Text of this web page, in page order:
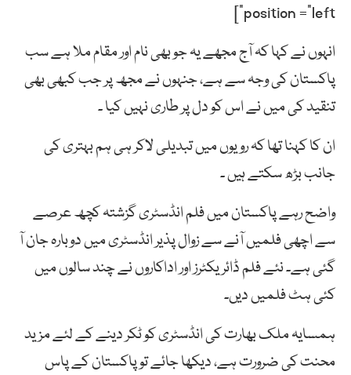
position =”left”]
انہوں نے کہا کہ آج مجھے یہ جو بھی نام اور مقام ملا ہے سب
پاکستان کی وجہ سے ہے، جنہوں نے مجھ پر جب کبھی بھی
تنقید کی میں نے اس کو دل پر طاری نہیں کیا ۔
ان کا کہنا تھا کہ رویوں میں تبدیلی لاکر ہی ہم بہتری کی
جانب بڑھ سکتے ہیں ۔
واضح رہے پاکستان میں فلم انڈسٹری گزشتہ کچھ عرصے
سے اچھی فلمیں آنے سے زوال پذیر انڈسٹری میں دوبارہ جان آ
گئی ہے۔ نئے فلم ڈائریکٹرز اور اداکاروں نے چند سالوں میں
کئی ہٹ فلمیں دیں۔
ہمسایہ ملک بھارت کی انڈسٹری کو ٹکر دینے کے لئے مزید
محنت کی ضرورت ہے، دیکھا جائے تو پاکستان کے پاس